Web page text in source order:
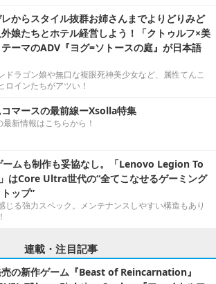
からスタイル抜群お姉さんまでよりどりみど
外娘たちとホテル経営しよう！「クトゥルフ×美
ーマのADV『ヨグ=ソトースの庭』が日本語
ドラゴン娘や無口な複眼死神美少女など、属性てんこ
ロインたちがアツい！
マースの最前線ーXsolla特集
最新情報はこちらから！
ムも制作も妥協なし。「Lenovo Legion To
はCore Ultra世代の“全てこなせるゲーミング
ップ”
じる強力スペック。メンテナンスしやすい構造もあり
連載・注目記事
の新作ゲーム『Beast of Reincarnation』